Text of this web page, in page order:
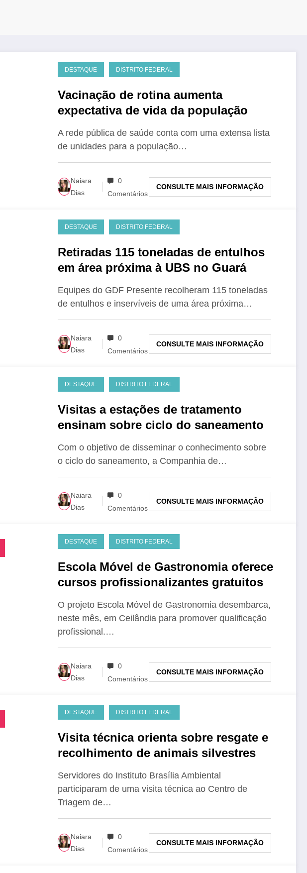
DESTAQUE DISTRITO FEDERAL
Vacinação de rotina aumenta
expectativa de vida da população
A rede pública de saúde conta com uma extensa lista
de unidades para a população…
Naiara
Dias
0
Comentários
CONSULTE MAIS INFORMAÇÃO
DESTAQUE DISTRITO FEDERAL
Retiradas 115 toneladas de entulhos
em área próxima à UBS no Guará
Equipes do GDF Presente recolheram 115 toneladas
de entulhos e inservíveis de uma área próxima…
Naiara
Dias
0
Comentários
CONSULTE MAIS INFORMAÇÃO
DESTAQUE DISTRITO FEDERAL
Visitas a estações de tratamento
ensinam sobre ciclo do saneamento
Com o objetivo de disseminar o conhecimento sobre
o ciclo do saneamento, a Companhia de…
Naiara
Dias
0
Comentários
CONSULTE MAIS INFORMAÇÃO
DESTAQUE DISTRITO FEDERAL
Escola Móvel de Gastronomia oferece
cursos profissionalizantes gratuitos
O projeto Escola Móvel de Gastronomia desembarca,
neste mês, em Ceilândia para promover qualificação
profissional.…
Naiara
Dias
0
Comentários
CONSULTE MAIS INFORMAÇÃO
DESTAQUE DISTRITO FEDERAL
Visita técnica orienta sobre resgate e
recolhimento de animais silvestres
Servidores do Instituto Brasília Ambiental
participaram de uma visita técnica ao Centro de
Triagem de…
Naiara
Dias
0
Comentários
CONSULTE MAIS INFORMAÇÃO